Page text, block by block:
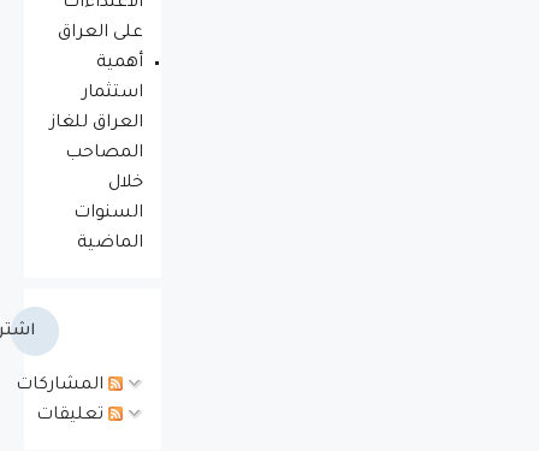
على العراق
أهمية
استثمار
العراق للغاز
المصاحب
خلال
السنوات
الماضية
المشاركات
تعليقات